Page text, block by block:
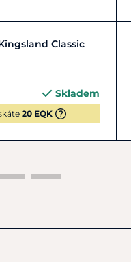
detail Classic
Skladem
20 EQK